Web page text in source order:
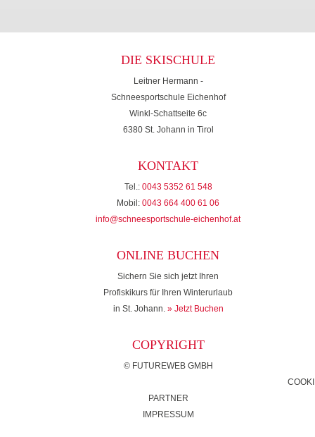
DIE SKISCHULE
Leitner Hermann -
Schneesportschule Eichenhof
Winkl-Schattseite 6c
6380 St. Johann in Tirol
KONTAKT
Tel.: 0043 5352 61 548
Mobil: 0043 664 400 61 06
info@schneesportschule-eichenhof.at
ONLINE BUCHEN
Sichern Sie sich jetzt Ihren
Profiskikurs für Ihren Winterurlaub
in St. Johann. » Jetzt Buchen
COPYRIGHT
© FUTUREWEB GMBH
PARTNER
IMPRESSUM